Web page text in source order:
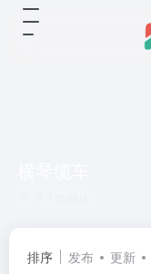
排序 发布 更新